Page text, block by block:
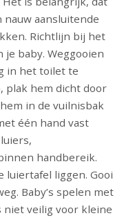
aansluitende
Richtlijn bij het
baby. Weggooien
in het toilet te
plak hem dicht door
in de vuilnisbak
één hand vast
handbereik.
luiertafel liggen. Gooi
Baby’s spelen met
niet veilig voor kleine